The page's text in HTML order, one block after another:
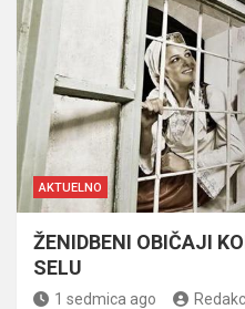
AKTUELNO
ŽENIDBENI OBIČAJI
SELU
1 sedmica ago